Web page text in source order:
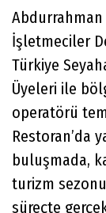
Abdurrahman
İşletmeciler
Türkiye
Üyeleri ile
operatörü
Restoran’da
buluşmada,
turizm
süreçte